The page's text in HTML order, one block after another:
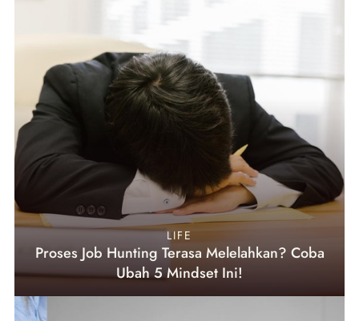
LIFE
Proses Job Hunting Terasa Melelahkan? Coba
Ubah 5 Mindset Ini!